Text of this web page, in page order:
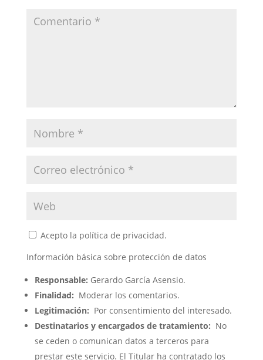
Acepto la política de privacidad.
Información básica sobre protección de datos
Responsable: Gerardo García Asensio.
Finalidad: Moderar los comentarios.
Legitimación: Por consentimiento del interesado.
Destinatarios y encargados de tratamiento: No
se ceden o comunican datos a terceros para
prestar este servicio. El Titular ha contratado los